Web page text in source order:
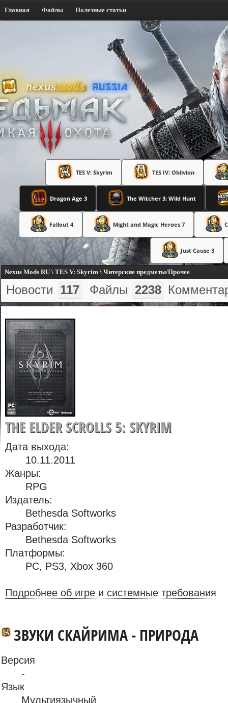
Главная Файлы Полезные статьи
TES V: Skyrim TES IV: Oblivion
Dragon Age 3 The Witcher 3: Wild Hunt
Fallout 4 Might and Magic Heroes 7
Just Cause 3
Nexus Mods RU \ TES V: Skyrim \ Читерские предметы/Прочее
Новости 117 Файлы 2238
THE ELDER SCROLLS 5: SKYRIM
Дата выхода:
10.11.2011
Жанры:
RPG
Издатель:
Bethesda Softworks
Разработчик:
Bethesda Softworks
Платформы:
PC, PS3, Xbox 360
Подробнее об игре и системные требования
ЗВУКИ СКАЙРИМА - ПРИРОДА
Версия
-
Язык
Мультиязычный